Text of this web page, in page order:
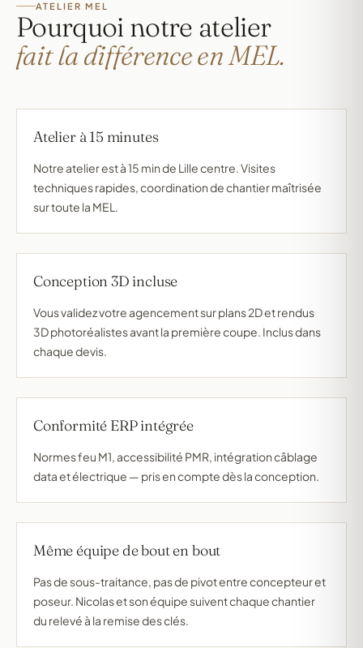
ATELIER MEL
Pourquoi notre atelier
fait la différence en MEL.
Atelier à 15 minutes
Notre atelier est à 15 min de Lille centre. Visites
techniques rapides, coordination de chantier maîtrisée
sur toute la MEL.
Conception 3D incluse
Vous validez votre agencement sur plans 2D et rendus
3D photoréalistes avant la première coupe. Inclus dans
chaque devis.
Conformité ERP intégrée
Normes feu M1, accessibilité PMR, intégration câblage
data et électrique — pris en compte dès la conception.
Même équipe de bout en bout
Pas de sous-traitance, pas de pivot entre concepteur et
poseur. Nicolas et son équipe suivent chaque chantier
du relevé à la remise des clés.